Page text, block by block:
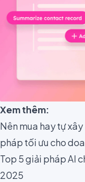
Xem thêm:
Nên mua hay tự
pháp tối ưu cho
Top 5 giải pháp AI
2025